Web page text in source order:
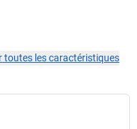
toutes les caractéristiques